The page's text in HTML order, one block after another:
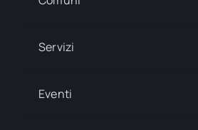
Servizi
Eventi